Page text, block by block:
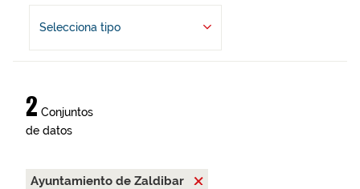
Selecciona tipo
2 Conjuntos
de datos
Ayuntamiento de Zaldibar